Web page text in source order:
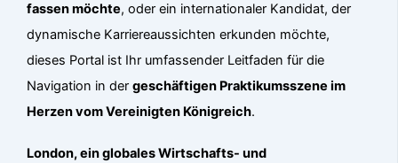
fassen möchte, oder ein internationaler Kandidat, der
dynamische Karriereaussichten erkunden möchte,
dieses Portal ist Ihr umfassender Leitfaden für die
Navigation in dergeschäftigen Praktikumsszene im
Herzen vom Vereinigten Königreich.
London, ein globales Wirtschafts- und